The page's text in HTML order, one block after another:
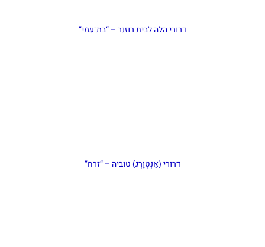
דרורי הלה לבית רוזנר – “בת־עמי”
דרורי (אַנְטְוֶרְג) טוביה – “זרח”